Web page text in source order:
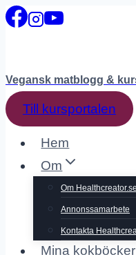
Skip
Vegansk matblogg &
Till kursportalen
Hem
Om
Om Healthcreator.se
Annonssamarbete
Kontakta
Mina kokböcker